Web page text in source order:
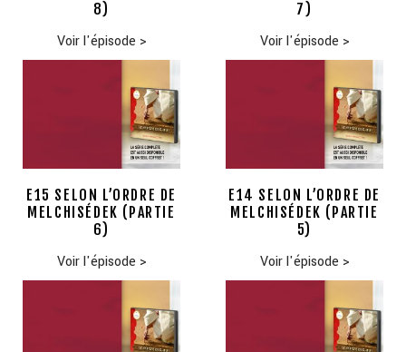
8)
Voir l'épisode >
7)
Voir l'épisode >
E15 SELON L’ORDRE DE
MELCHISÉDEK (PARTIE
6)
Voir l'épisode >
E14 SELON L’ORDRE DE
MELCHISÉDEK (PARTIE
5)
Voir l'épisode >